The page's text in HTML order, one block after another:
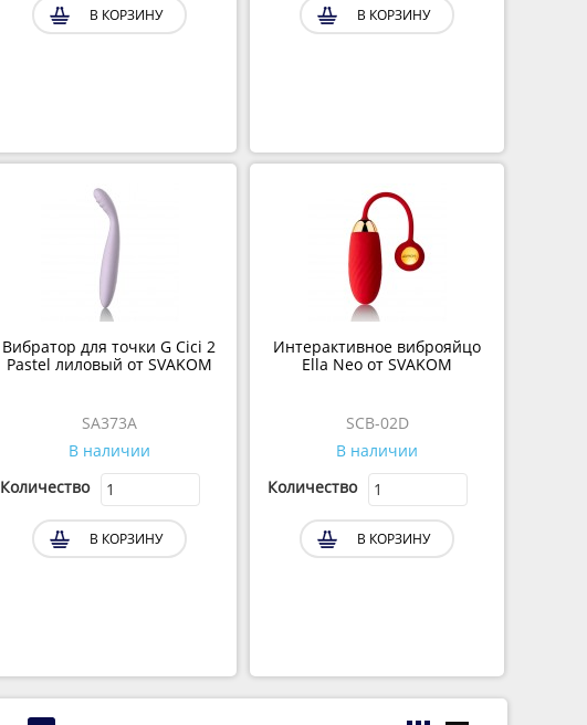
В КОРЗИНУ В КОРЗИНУ
Вибратор для точки G Cici 2
Pastel лиловый от SVAKOM
SA373A
В наличии
Количество
В КОРЗИНУ
Интерактивное виброяйцо
Ella Neo от SVAKOM
SCB-02D
В наличии
Количество
В КОРЗИНУ